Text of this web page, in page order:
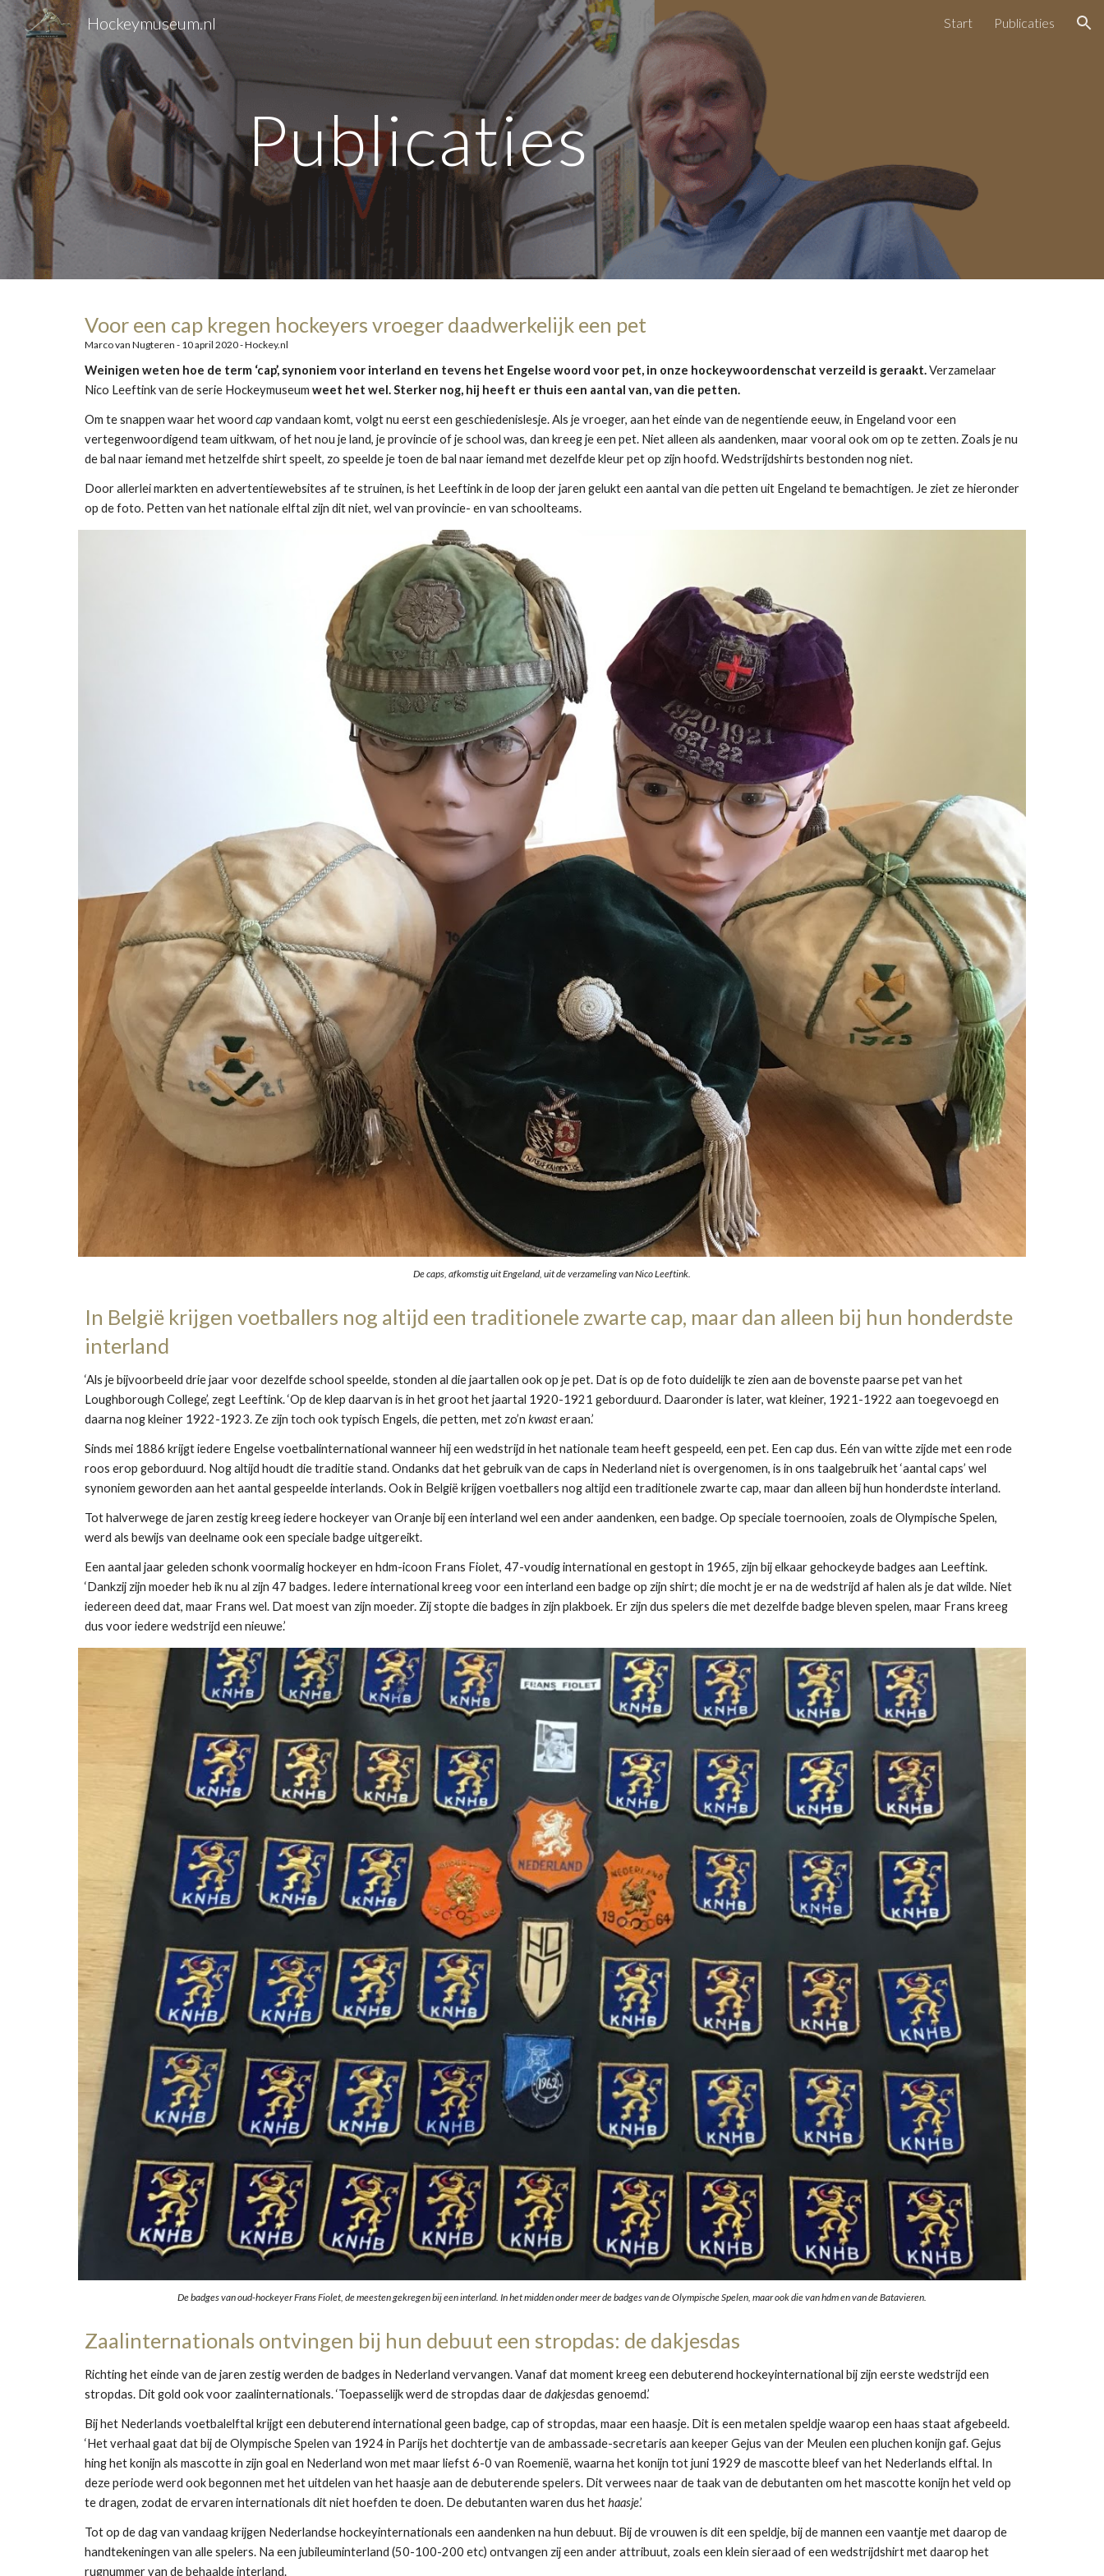
Skip to navigation
Hockeymuseum.nl Start Publicaties
Publicaties
Voor een cap kregen hockeyers vroeger daadwerkelijk een pet
Marco van Nugteren - 10 april 2020 - Hockey.nl
Weinigen weten hoe de term ‘cap’, synoniem voor interland en tevens het Engelse woord voor pet, in onze hockeywoordenschat verzeild is geraakt. Verzamelaar
Nico Leeftink van de serie Hockeymuseum weet het wel. Sterker nog, hij heeft er thuis een aantal van, van die petten.
Om te snappen waar het woord cap vandaan komt, volgt nu eerst een geschiedenislesje. Als je vroeger, aan het einde van de negentiende eeuw, in Engeland voor een
vertegenwoordigend team uitkwam, of het nou je land, je provincie of je school was, dan kreeg je een pet. Niet alleen als aandenken, maar vooral ook om op te zetten. Zoals je nu
de bal naar iemand met hetzelfde shirt speelt, zo speelde je toen de bal naar iemand met dezelfde kleur pet op zijn hoofd. Wedstrijdshirts bestonden nog niet.
Door allerlei markten en advertentiewebsites af te struinen, is het Leeftink in de loop der jaren gelukt een aantal van die petten uit Engeland te bemachtigen. Je ziet ze hieronder
op de foto. Petten van het nationale elftal zijn dit niet, wel van provincie- en van schoolteams.
De caps, afkomstig uit Engeland, uit de verzameling van Nico Leeftink.
In België krijgen voetballers nog altijd een traditionele zwarte cap, maar dan alleen bij hun honderdste
interland
‘Als je bijvoorbeeld drie jaar voor dezelfde school speelde, stonden al die jaartallen ook op je pet. Dat is op de foto duidelijk te zien aan de bovenste paarse pet van het
Loughborough College’, zegt Leeftink. ‘Op de klep daarvan is in het groot het jaartal 1920-1921 geborduurd. Daaronder is later, wat kleiner, 1921-1922 aan toegevoegd en
daarna nog kleiner 1922-1923. Ze zijn toch ook typisch Engels, die petten, met zo’n kwast eraan.’
Sinds mei 1886 krijgt iedere Engelse voetbalinternational wanneer hij een wedstrijd in het nationale team heeft gespeeld, een pet. Een cap dus. Eén van witte zijde met een rode
roos erop geborduurd. Nog altijd houdt die traditie stand. Ondanks dat het gebruik van de caps in Nederland niet is overgenomen, is in ons taalgebruik het ‘aantal caps’ wel
synoniem geworden aan het aantal gespeelde interlands. Ook in België krijgen voetballers nog altijd een traditionele zwarte cap, maar dan alleen bij hun honderdste interland.
Tot halverwege de jaren zestig kreeg iedere hockeyer van Oranje bij een interland wel een ander aandenken, een badge. Op speciale toernooien, zoals de Olympische Spelen,
werd als bewijs van deelname ook een speciale badge uitgereikt.
Een aantal jaar geleden schonk voormalig hockeyer en hdm-icoon Frans Fiolet, 47-voudig international en gestopt in 1965, zijn bij elkaar gehockeyde badges aan Leeftink.
‘Dankzij zijn moeder heb ik nu al zijn 47 badges. Iedere international kreeg voor een interland een badge op zijn shirt; die mocht je er na de wedstrijd af halen als je dat wilde. Niet
iedereen deed dat, maar Frans wel. Dat moest van zijn moeder. Zij stopte die badges in zijn plakboek. Er zijn dus spelers die met dezelfde badge bleven spelen, maar Frans kreeg
dus voor iedere wedstrijd een nieuwe.’
De badges van oud-hockeyer Frans Fiolet, de meesten gekregen bij een interland. In het midden onder meer de badges van de Olympische Spelen, maar ook die van hdm en van de Batavieren.
Zaalinternationals ontvingen bij hun debuut een stropdas: de dakjesdas
Richting het einde van de jaren zestig werden de badges in Nederland vervangen. Vanaf dat moment kreeg een debuterend hockeyinternational bij zijn eerste wedstrijd een
stropdas. Dit gold ook voor zaalinternationals. ‘Toepasselijk werd de stropdas daar de dakjesdas genoemd.’
Bij het Nederlands voetbalelftal krijgt een debuterend international geen badge, cap of stropdas, maar een haasje. Dit is een metalen speldje waarop een haas staat afgebeeld.
‘Het verhaal gaat dat bij de Olympische Spelen van 1924 in Parijs het dochtertje van de ambassade-secretaris aan keeper Gejus van der Meulen een pluchen konijn gaf. Gejus
hing het konijn als mascotte in zijn goal en Nederland won met maar liefst 6-0 van Roemenië, waarna het konijn tot juni 1929 de mascotte bleef van het Nederlands elftal. In
deze periode werd ook begonnen met het uitdelen van het haasje aan de debuterende spelers. Dit verwees naar de taak van de debutanten om het mascotte konijn het veld op
te dragen, zodat de ervaren internationals dit niet hoefden te doen. De debutanten waren dus het haasje.’
Tot op de dag van vandaag krijgen Nederlandse hockeyinternationals een aandenken na hun debuut. Bij de vrouwen is dit een speldje, bij de mannen een vaantje met daarop de
handtekeningen van alle spelers. Na een jubileuminterland (50-100-200 etc) ontvangen zij een ander attribuut, zoals een klein sieraad of een wedstrijdshirt met daarop het
rugnummer van de behaalde interland.